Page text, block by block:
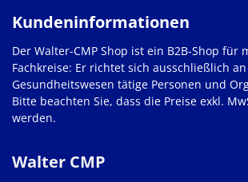
Walter CMP
Kundeninformationen
Der Walter-CMP Shop ist ein B2B-Shop für
Fachkreise: Er richtet sich ausschließlich
Gesundheitswesen tätige Personen und
Bitte beachten Sie, dass die Preise exkl.
werden.